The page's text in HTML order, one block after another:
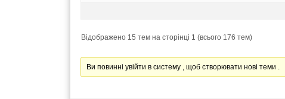
Відображено 15 тем на сторінці 1 (всього 176 тем)
Ви повинні увійти в систему , щоб створювати нові теми .